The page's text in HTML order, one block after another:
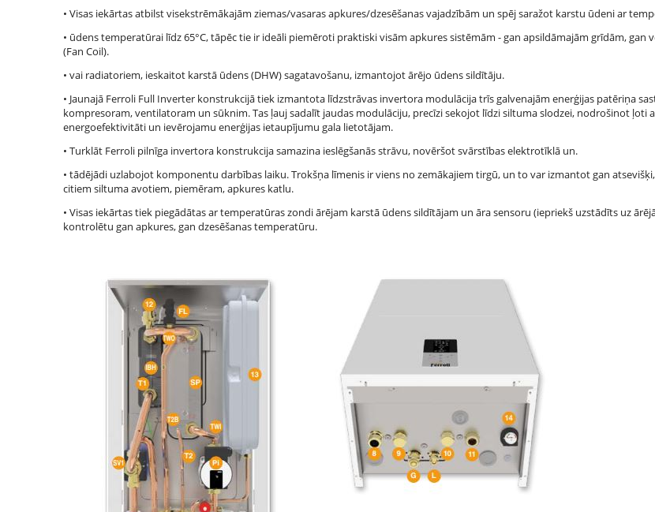
• Visas iekārtas atbilst visekstrēmākajām ziemas/vasaras apkures/dzesēšanas vajadzībām un spēj saražot karstu ūdeni ar
• ūdens temperatūrai līdz 65°C, tāpēc tie ir ideāli piemēroti praktiski visām apkures sistēmām - gan apsildāmajām grīdām, gan
(Fan Coil).
• vai radiatoriem, ieskaitot karstā ūdens (DHW) sagatavošanu, izmantojot ārējo ūdens sildītāju.
• Jaunajā Ferroli Full Inverter konstrukcijā tiek izmantota līdzstrāvas invertora modulācija trīs galvenajām enerģijas patēriņa
kompresoram, ventilatoram un sūknim. Tas ļauj sadalīt jaudas modulāciju, precīzi sekojot līdzi siltuma slodzei, nodrošinot ļoti
energoefektivitāti un ievērojamu enerģijas ietaupījumu gala lietotājam.
• Turklāt Ferroli pilnīga invertora konstrukcija samazina ieslēgšanās strāvu, novēršot svārstības elektrotīklā un.
• tādējādi uzlabojot komponentu darbības laiku. Trokšņa līmenis ir viens no zemākajiem tirgū, un to var izmantot gan
citiem siltuma avotiem, piemēram, apkures katlu.
• Visas iekārtas tiek piegādātas ar temperatūras zondi ārējam karstā ūdens sildītājam un āra sensoru (iepriekš uzstādīts uz
kontrolētu gan apkures, gan dzesēšanas temperatūru.